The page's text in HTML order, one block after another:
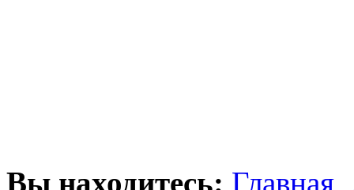
Вы находитесь: Главная